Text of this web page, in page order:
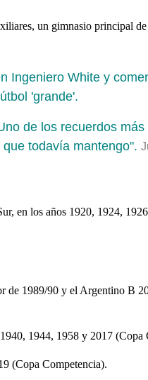
un gimnasio principal
White y
'grande'.
de los recuerdos
todavía mantengo".
en los años 1920, 1924,
1989/90 y el Argentino B
1944, 1958 y 2017 (Copa
(Copa Competencia).